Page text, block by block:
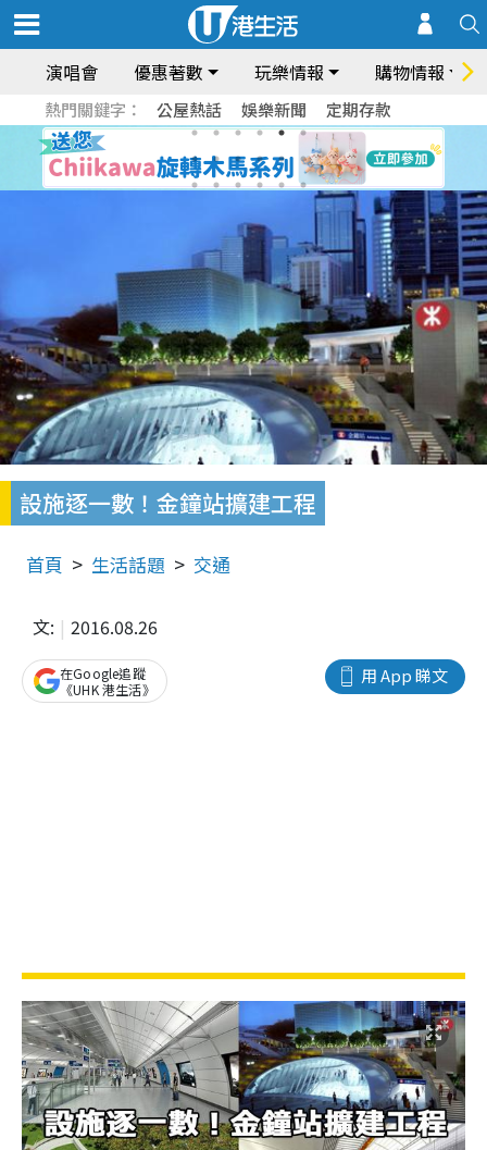
演唱會 優惠著數 玩樂情報 購物情報
熱門關鍵字： 公屋熱話 娛樂新聞 定期存款
設施逐一數！金鐘站擴建工程
首頁 生活話題 交通
文: 2016.08.26
用 App 睇文
在Google追蹤
《UHK 港生活》